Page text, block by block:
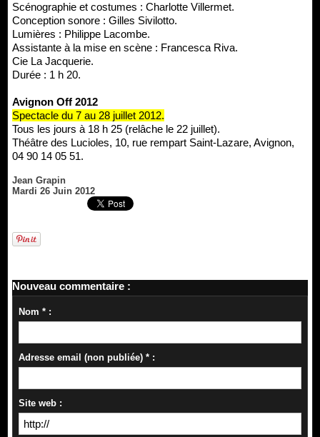
Scénographie et costumes : Charlotte Villermet.
Conception sonore : Gilles Sivilotto.
Lumières : Philippe Lacombe.
Assistante à la mise en scène : Francesca Riva.
Cie La Jacquerie.
Durée : 1 h 20.
Avignon Off 2012
Spectacle du 7 au 28 juillet 2012.
Tous les jours à 18 h 25 (relâche le 22 juillet).
Théâtre des Lucioles, 10, rue rempart Saint-Lazare, Avignon,
04 90 14 05 51.
Jean Grapin
Mardi 26 Juin 2012
Nouveau commentaire :
Nom * :
Adresse email (non publiée) * :
Site web :